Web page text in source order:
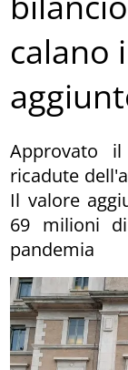
calano
Approvato
ricadute
Il valore
69 milioni
pandemia